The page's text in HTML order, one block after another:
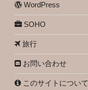
WordPress
SOHO
旅行
お問い合わせ
このサイトについて